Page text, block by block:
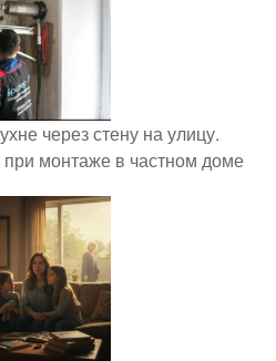
через стену на улицу.
монтаже в частном доме